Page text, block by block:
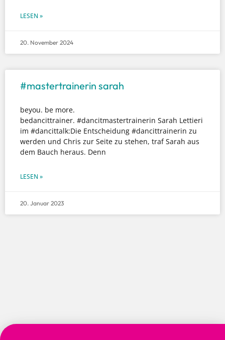
LESEN »
20. November 2024
#mastertrainerin sarah
beyou. be more.
bedancittrainer. #dancitmastertrainerin Sarah Lettieri
im #dancittalk:Die Entscheidung #dancittrainerin zu
werden und Chris zur Seite zu stehen, traf Sarah aus
dem Bauch heraus. Denn
LESEN »
20. Januar 2023